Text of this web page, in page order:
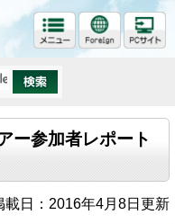
ー参加者レポート
日：2016年4月8日更新